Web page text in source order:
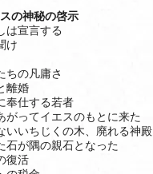
の神秘の啓示
宣言する
け
の凡庸さ
婚
仕する若者
ってイエスのもとに来た
いちじくの木、廃れる神殿
が隅の親石となった
活